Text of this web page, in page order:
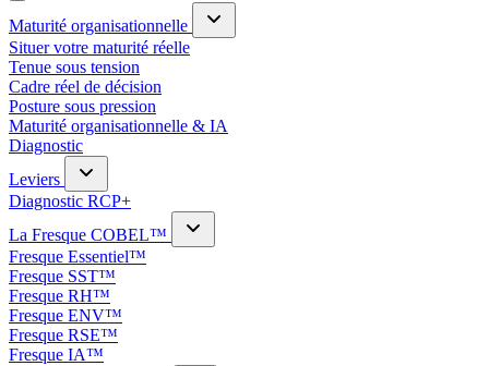
Maturité organisationnelle
Situer votre maturité réelle
Tenue sous tension
Cadre réel de décision
Posture sous pression
Maturité organisationnelle & IA
Diagnostic
Leviers
Diagnostic RCP+
La Fresque COBEL™
Fresque Essentiel™
Fresque SST™
Fresque RH™
Fresque ENV™
Fresque RSE™
Fresque IA™